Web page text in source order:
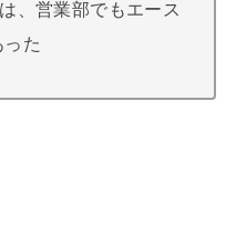
、営業部でもエース
た